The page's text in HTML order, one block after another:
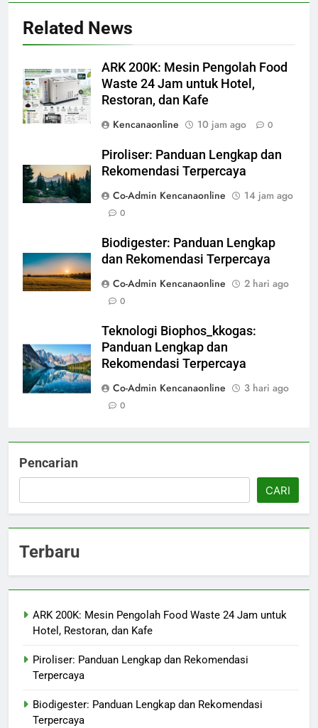
Related News
ARK 200K: Mesin Pengolah Food
Waste 24 Jam untuk Hotel,
Restoran, dan Kafe
Kencanaonline
10 jam ago 0
Piroliser: Panduan Lengkap dan
Rekomendasi Terpercaya
Co-Admin Kencanaonline
14 jam ago
0
Biodigester: Panduan Lengkap
dan Rekomendasi Terpercaya
Co-Admin Kencanaonline
2 hari ago
0
Teknologi Biophos_kkogas:
Panduan Lengkap dan
Rekomendasi Terpercaya
Co-Admin Kencanaonline
3 hari ago
0
Pencarian
CARI
Terbaru
ARK 200K: Mesin Pengolah Food Waste 24 Jam untuk
Hotel, Restoran, dan Kafe
Piroliser: Panduan Lengkap dan Rekomendasi
Terpercaya
Biodigester: Panduan Lengkap dan Rekomendasi
Terpercaya